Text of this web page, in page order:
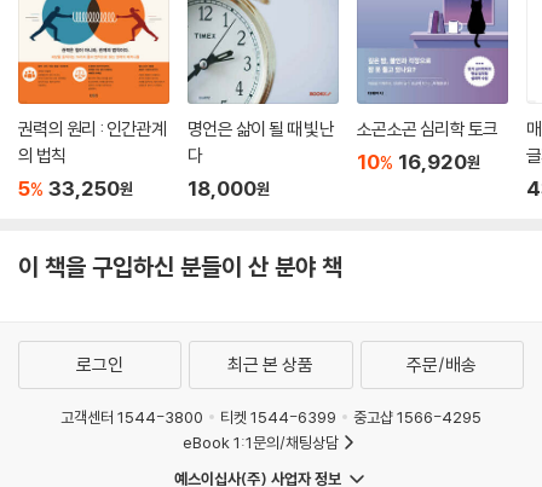
권력의 원리 : 인간관계
의 법칙
5% 33,250원
명언은 삶이 될 때 빛난
다
18,000원
소곤소곤 심리학 토크
10% 16,920원
이 책을 구입하신 분들이 산 분야 책
로그인 최근 본 상품 주문/배송
고객센터 1544-3800 티켓 1544-6399
중고샵 1566-4295
eBook 1:1문의/채팅상담
예스이십사(주) 사업자 정보